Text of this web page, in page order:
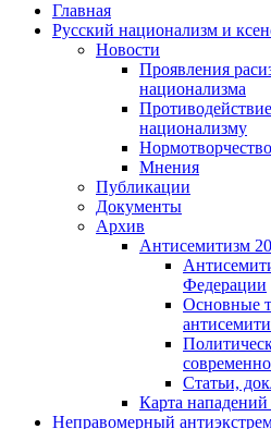
Главная
Русский национализм и
Новости
Проявления
национализма
национализму
Нормотворчество
Мнения
Публикации
Документы
Архив
Антисемитизм
Федерации
Основные
Статьи,
Карта
Неправомерный